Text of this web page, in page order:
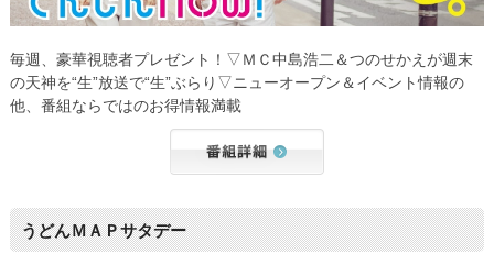
毎週、豪華視聴者プレゼント！▽ＭＣ中島浩二＆つのせかえが週末
の天神を“生”放送で“生”ぶらり▽ニューオープン＆イベント情報の
他、番組ならではのお得情報満載
うどんＭＡＰサタデー